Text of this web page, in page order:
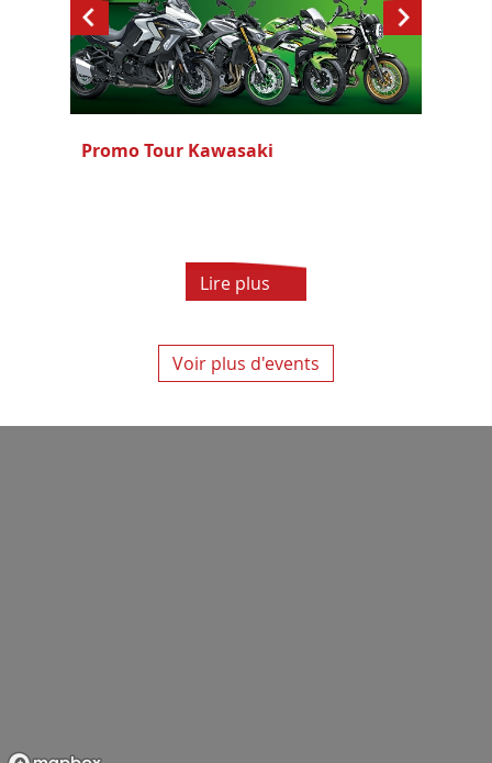
Promo Tour Kawasaki
Lire plus
Voir plus d'events